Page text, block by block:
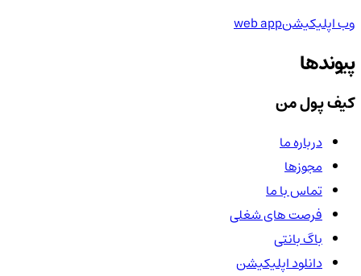
وب اپلیکیشنweb app
پیوندها
کیف پول من
درباره ما
مجوزها
تماس با ما
فرصت های شغلی
باگ بانتی
دانلود اپلیکیشن